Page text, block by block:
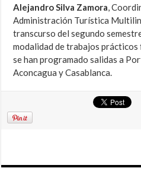
Alejandro Silva Zamora,
Administración Turística
transcurso del segundo
modalidad de trabajos prácticos
se han programado salidas a
Aconcagua y Casablanca.